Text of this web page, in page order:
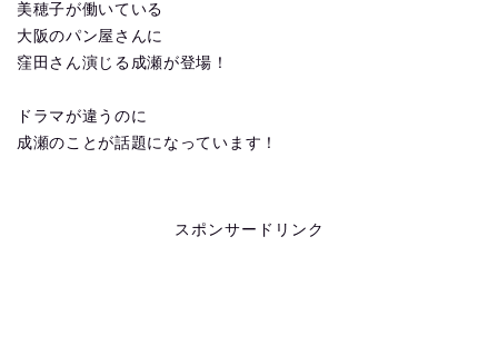
美穂子が働いている
大阪のパン屋さんに
窪田さん演じる成瀬が登場！
ドラマが違うのに
成瀬のことが話題になっています！
スポンサードリンク